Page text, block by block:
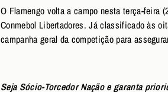
O Flamengo volta a campo nesta terça-feira
Conmebol Libertadores. Já classificado às
campanha geral da competição para
Seja Sócio-Torcedor Nação e garanta